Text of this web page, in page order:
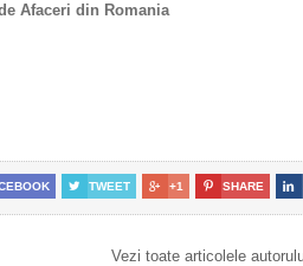
Afaceri din Romania
 TWEET  +1  SHARE 
Vezi toate articolele